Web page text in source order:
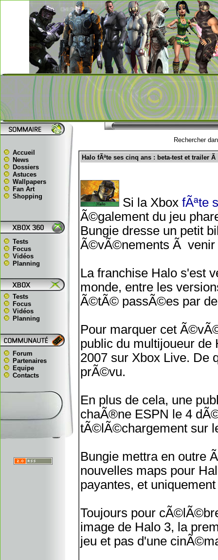
Accueil
News
Dossiers
Astuces
Wallpapers
Fan Art
Shopping
Tests
Focus
Vidéos
Planning
Tests
Focus
Vidéos
Planning
Forum
Partenaires
Equipe
Contacts
Rechercher
Halo fÃªte ses cinq ans : beta-test et trailer
Si la Xbox fÃªte
Ã©galement du jeu
Bungie dresse un petit
Ã©vÃ©nements Ã venir
La franchise Halo s'est
monde, entre les
Ã©tÃ© passÃ©es par
Pour marquer cet
public du multijoueur de
2007 sur Xbox Live. De
prÃ©vu.
En plus de cela, une
chaÃ®ne ESPN le 4
tÃ©lÃ©chargement sur
Bungie mettra en outre
nouvelles maps pour
payantes, et
Toujours pour
image de Halo 3, la
jeu et pas d'une